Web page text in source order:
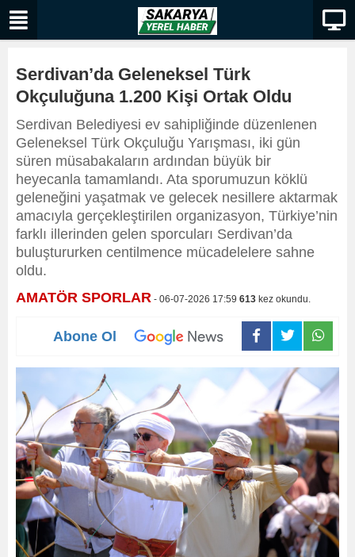
Serdivan’da Geleneksel Türk
Okçuluğuna 1.200 Kişi Ortak Oldu
Serdivan Belediyesi ev sahipliğinde düzenlenen
Geleneksel Türk Okçuluğu Yarışması, iki gün
süren müsabakaların ardından büyük bir
heyecanla tamamlandı. Ata sporumuzun köklü
geleneğini yaşatmak ve gelecek nesillere aktarmak
amacıyla gerçekleştirilen organizasyon, Türkiye’nin
farklı illerinden gelen sporcuları Serdivan’da
buluştururken centilmence mücadelelere sahne
oldu.
AMATÖR SPORLAR - 06-07-2026 17:59 613 kez okundu.
Abone Ol